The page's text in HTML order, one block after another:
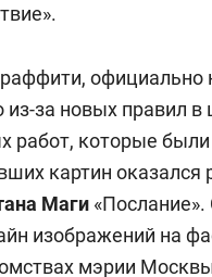
из-за новых правил
работ, которые
картин оказался
Маги
изображений на
мэрии